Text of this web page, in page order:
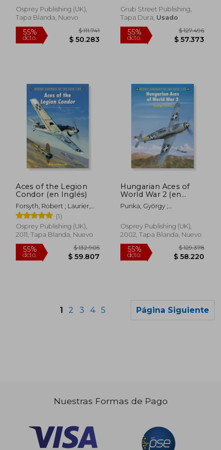
Osprey Publishing (UK),
Tapa Blanda, Nuevo
Grub Street Publishing,
Tapa Dura, Usado
Aces of the Legion
Condor (en Inglés)
Forsyth, Robert ; Laurier,
Jim
(1)
Osprey Publishing (UK),
2011, Tapa Blanda, Nuevo
Hungarian Aces of
World War 2 (en
Inglés)
Punka, György ;
Osprey Publishing (UK),
2002, Tapa Blanda, Nuevo
1 2 3 4 5 Página Siguiente
Nuestras Formas de Pago